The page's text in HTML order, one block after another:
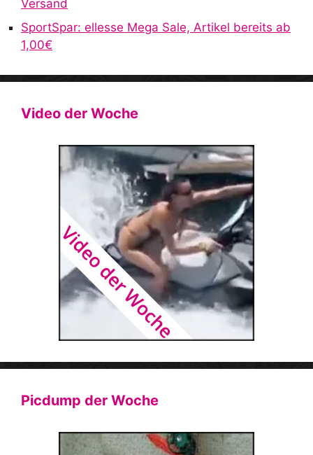
Versand
SportSpar: ellesse Mega Sale, Artikel bereits ab
1,00€
Video der Woche
Picdump der Woche